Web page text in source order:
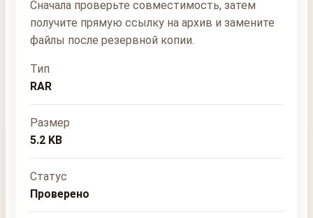
Сначала проверьте совместимость, затем
получите прямую ссылку на архив и замените
файлы после резервной копии.
Тип
RAR
Размер
5.2 KB
Статус
Проверено